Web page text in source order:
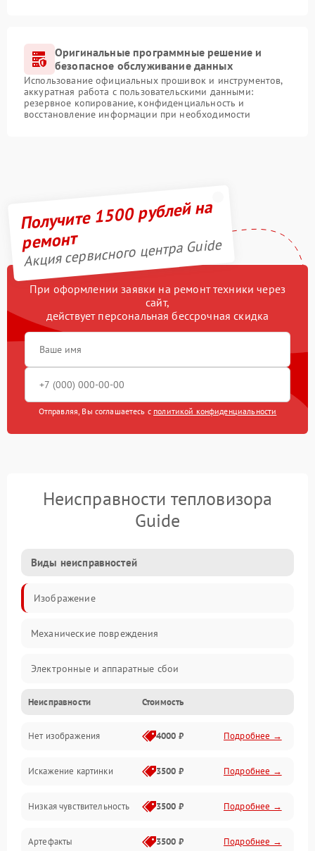
Оригинальные программные решение и
безопасное обслуживание данных
Использование официальных прошивок и инструментов,
аккуратная работа с пользовательскими данными:
резервное копирование, конфиденциальность и
восстановление информации при необходимости
Получите 1500 рублей на
ремонт
Акция сервисного центра Guide
При оформлении заявки на ремонт техники через
сайт,
действует персональная бессрочная скидка
Отправляя, Вы соглашаетесь с политикой конфиденциальности
Неисправности тепловизора
Guide
Виды неисправностей
Изображение
Механические повреждения
Электронные и аппаратные сбои
Неисправности сенсора и оптики
Программные ошибки
Электропитание
Измерения
Матрица
Неисправности Стоимость
Нет изображения 4000 ₽ Подробнее →
Искажение картинки 3500 ₽ Подробнее →
Низкая чувствительность 3500 ₽ Подробнее →
Артефакты 3500 ₽ Подробнее →